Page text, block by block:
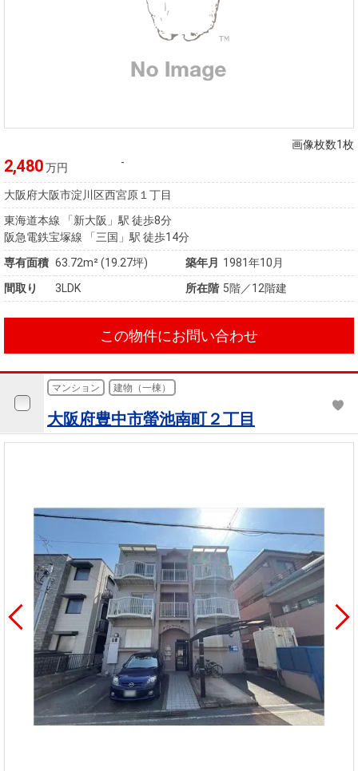
画像枚数1枚
2,480万円 -
大阪府大阪市淀川区西宮原１丁目
東海道本線 「新大阪」駅 徒歩8分
阪急電鉄宝塚線 「三国」駅 徒歩14分
専有面積 63.72m² (19.27坪) 築年月
1981年10月
間取り
3LDK 所在階 5階／12階建
この物件にお問い合わせ
マンション 建物（一棟）
大阪府豊中市螢池南町２丁目